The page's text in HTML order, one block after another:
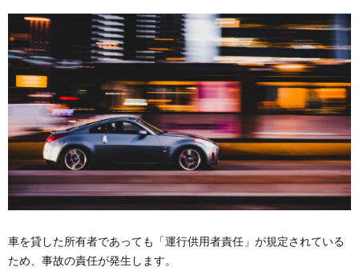
車を貸した所有者であっても「運行供用者責任」が規定されている
ため、事故の責任が発生します。